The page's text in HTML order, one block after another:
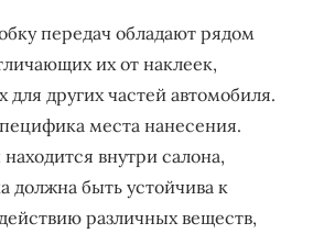
передач обладают рядом
их от наклеек,
для других частей автомобиля.
места нанесения.
внутри салона,
должна быть устойчива к
различных веществ,